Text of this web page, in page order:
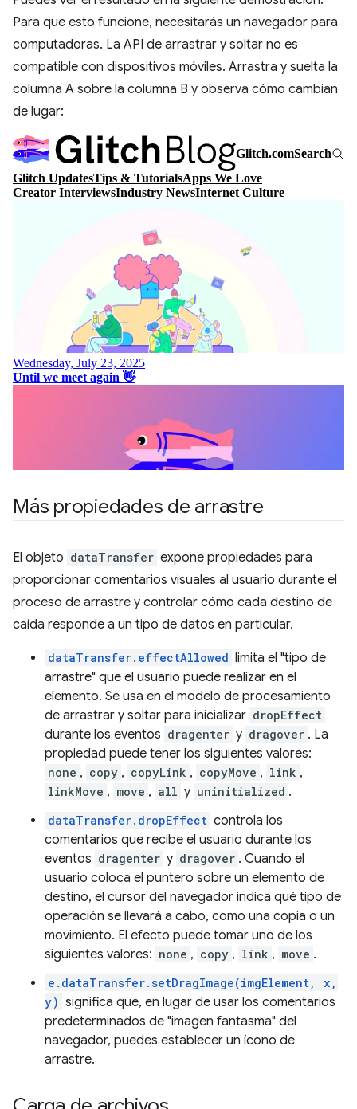
Para que esto funcione, necesitarás un navegador para
computadoras. La API de arrastrar y soltar no es
compatible con dispositivos móviles. Arrastra y suelta la
columna A sobre la columna B y observa cómo cambian
de lugar:
Más propiedades de arrastre
El objeto dataTransfer expone propiedades para
proporcionar comentarios visuales al usuario durante el
proceso de arrastre y controlar cómo cada destino de
caída responde a un tipo de datos en particular.
dataTransfer.effectAllowed limita el "tipo de
arrastre" que el usuario puede realizar en el
elemento. Se usa en el modelo de procesamiento
de arrastrar y soltar para inicializar dropEffect
durante los eventos dragenter y dragover . La
propiedad puede tener los siguientes valores:
none , copy , copyLink , copyMove , link ,
linkMove , move , all y uninitialized .
dataTransfer.dropEffect controla los
comentarios que recibe el usuario durante los
eventos dragenter y dragover . Cuando el
usuario coloca el puntero sobre un elemento de
destino, el cursor del navegador indica qué tipo de
operación se llevará a cabo, como una copia o un
movimiento. El efecto puede tomar uno de los
siguientes valores: none , copy , link , move .
e.dataTransfer.setDragImage(imgElement, x,
y) significa que, en lugar de usar los comentarios
predeterminados de "imagen fantasma" del
navegador, puedes establecer un ícono de
arrastre.